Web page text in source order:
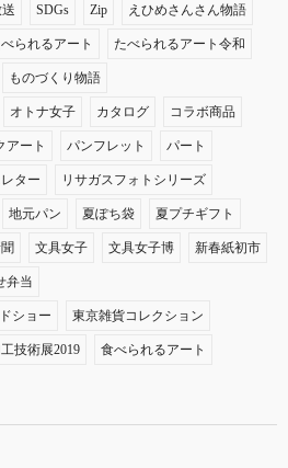
SDGs Zip えひめさんさん物語
られるアート たべられるアート令和
ものづくり物語
オトナ女子 カタログ コラボ商品
アート パンフレット パート
レター リサガスフォトシリーズ
地元パン 夏ぽち袋 夏プチギフト
文具女子 文具女子博 新春紙初市
弁当
ショー 東京雑貨コレクション
技術展2019 食べられるアート